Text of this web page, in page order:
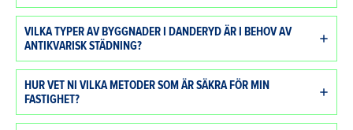
VILKA TYPER AV BYGGNADER I DANDERYD ÄR I BEHOV AV
ANTIKVARISK STÄDNING?
HUR VET NI VILKA METODER SOM ÄR SÄKRA FÖR MIN
FASTIGHET?